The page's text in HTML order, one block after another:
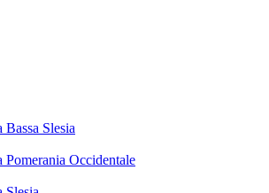
Slesia
Pomerania Occidentale